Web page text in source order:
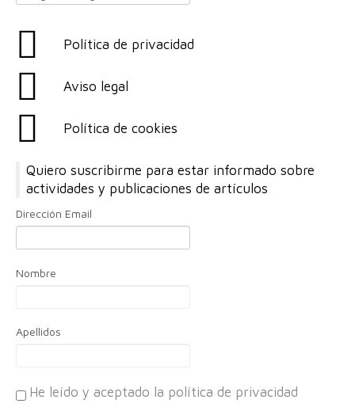
Política de privacidad
Aviso legal
Política de cookies
Quiero suscribirme para estar informado sobre
actividades y publicaciones de artículos
Dirección Email
Nombre
Apellidos
He leído y aceptado la política de privacidad